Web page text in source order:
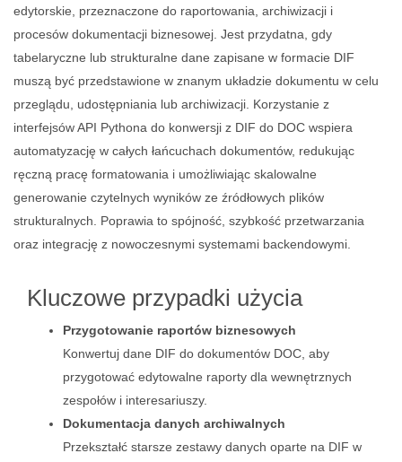
edytorskie, przeznaczone do raportowania, archiwizacji i
procesów dokumentacji biznesowej. Jest przydatna, gdy
tabelaryczne lub strukturalne dane zapisane w formacie DIF
muszą być przedstawione w znanym układzie dokumentu w celu
przeglądu, udostępniania lub archiwizacji. Korzystanie z
interfejsów API Pythona do konwersji z DIF do DOC wspiera
automatyzację w całych łańcuchach dokumentów, redukując
ręczną pracę formatowania i umożliwiając skalowalne
generowanie czytelnych wyników ze źródłowych plików
strukturalnych. Poprawia to spójność, szybkość przetwarzania
oraz integrację z nowoczesnymi systemami backendowymi.
Kluczowe przypadki użycia
Przygotowanie raportów biznesowych
Konwertuj dane DIF do dokumentów DOC, aby
przygotować edytowalne raporty dla wewnętrznych
zespołów i interesariuszy.
Dokumentacja danych archiwalnych
Przekształć starsze zestawy danych oparte na DIF w